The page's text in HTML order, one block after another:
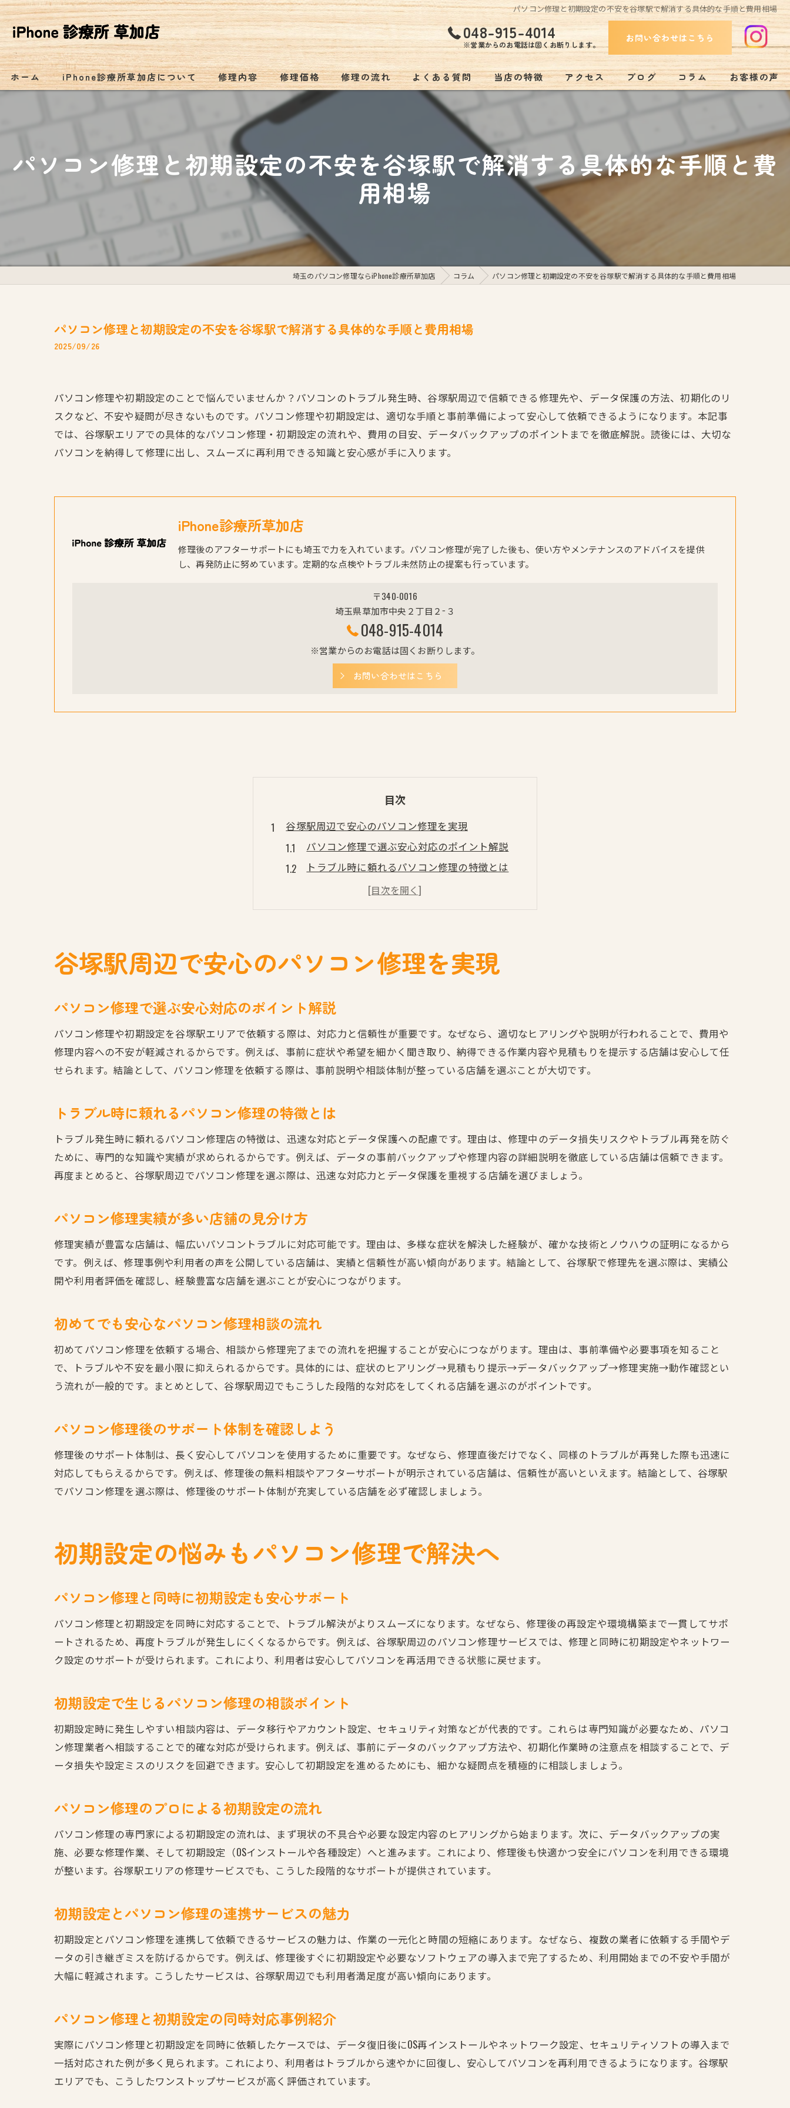
パソコン修理と初期設定の不安を谷塚駅で解消する具体的な手順と費用相場
048-915-4014
※営業からのお電話は固くお断りします。
お問い合わせはこちら
ホーム iPhone診療所草加店について 修理内容 修理価格 修理の流れ よくある質問 当店の特徴
低価格
バッテリー
アクセス ブログ コラム お客様の声
パソコン修理と初期設定の不安を谷塚駅で解消する具体的な手順と費
用相場
埼玉のパソコン修理ならiPhone診療所草加店 コラム パソコン修理と初期設定の不安を谷塚駅で解消する具体的な手順と費用相場
パソコン修理と初期設定の不安を谷塚駅で解消する具体的な手順と費用相場
2025/09/26
パソコン修理や初期設定のことで悩んでいませんか？パソコンのトラブル発生時、谷塚駅周辺で信頼できる修理先や、データ保護の方法、初期化のリ
スクなど、不安や疑問が尽きないものです。パソコン修理や初期設定は、適切な手順と事前準備によって安心して依頼できるようになります。本記事
では、谷塚駅エリアでの具体的なパソコン修理・初期設定の流れや、費用の目安、データバックアップのポイントまでを徹底解説。読後には、大切な
パソコンを納得して修理に出し、スムーズに再利用できる知識と安心感が手に入ります。
iPhone診療所草加店
修理後のアフターサポートにも埼玉で力を入れています。パソコン修理が完了した後も、使い方やメンテナンスのアドバイスを提供
し、再発防止に努めています。定期的な点検やトラブル未然防止の提案も行っています。
〒340-0016
埼玉県草加市中央２丁目２−３
048-915-4014
※営業からのお電話は固くお断りします。
お問い合わせはこちら
目次
谷塚駅周辺で安心のパソコン修理を実現
パソコン修理で選ぶ安心対応のポイント解説
トラブル時に頼れるパソコン修理の特徴とは
パソコン修理実績が多い店舗の見分け方
初期設定の悩みもパソコン修理で解決へ
パソコン修理と同時に初期設定も安心サポート
パソコン修理のプロによる初期設定の流れ
初期設定とパソコン修理の連携サービスの魅力
パソコン修理と初期設定の同時対応事例紹介
修理前に知りたいデータ保護の基本
パソコン修理に出す前のバックアップ手順
パソコン修理時に役立つデータ管理のコツ
データ紛失を防ぐパソコン修理の準備法
パソコン修理前に重要データを守る方法
パソコン修理の依頼前に必要な準備とは
パソコン修理依頼時の流れと注意点まとめ
修理前に聞いておきたいパソコン修理内容
パソコン修理依頼時の見積もり確認の重要性
初期化が必要な理由とリスクの見極め方
パソコン修理時の初期化リスクと回避策解説
初期化する前に知るべきパソコン修理の注意点
パソコン修理で初期化を避けるための工夫
パソコン修理の費用相場を知って賢く依頼
パソコン修理で無駄な費用を抑える方法
パソコン修理費用とサービス内容の比較法
谷塚駅周辺で安心のパソコン修理を実現
パソコン修理で選ぶ安心対応のポイント解説
パソコン修理や初期設定を谷塚駅エリアで依頼する際は、対応力と信頼性が重要です。なぜなら、適切なヒアリングや説明が行われることで、費用や
修理内容への不安が軽減されるからです。例えば、事前に症状や希望を細かく聞き取り、納得できる作業内容や見積もりを提示する店舗は安心して任
せられます。結論として、パソコン修理を依頼する際は、事前説明や相談体制が整っている店舗を選ぶことが大切です。
トラブル時に頼れるパソコン修理の特徴とは
トラブル発生時に頼れるパソコン修理店の特徴は、迅速な対応とデータ保護への配慮です。理由は、修理中のデータ損失リスクやトラブル再発を防ぐ
ために、専門的な知識や実績が求められるからです。例えば、データの事前バックアップや修理内容の詳細説明を徹底している店舗は信頼できます。
再度まとめると、谷塚駅周辺でパソコン修理を選ぶ際は、迅速な対応力とデータ保護を重視する店舗を選びましょう。
パソコン修理実績が多い店舗の見分け方
修理実績が豊富な店舗は、幅広いパソコントラブルに対応可能です。理由は、多様な症状を解決した経験が、確かな技術とノウハウの証明になるから
です。例えば、修理事例や利用者の声を公開している店舗は、実績と信頼性が高い傾向があります。結論として、谷塚駅で修理先を選ぶ際は、実績公
開や利用者評価を確認し、経験豊富な店舗を選ぶことが安心につながります。
初めてでも安心なパソコン修理相談の流れ
初めてパソコン修理を依頼する場合、相談から修理完了までの流れを把握することが安心につながります。理由は、事前準備や必要事項を知ること
で、トラブルや不安を最小限に抑えられるからです。具体的には、症状のヒアリング→見積もり提示→データバックアップ→修理実施→動作確認とい
う流れが一般的です。まとめとして、谷塚駅周辺でもこうした段階的な対応をしてくれる店舗を選ぶのがポイントです。
パソコン修理後のサポート体制を確認しよう
修理後のサポート体制は、長く安心してパソコンを使用するために重要です。なぜなら、修理直後だけでなく、同様のトラブルが再発した際も迅速に
対応してもらえるからです。例えば、修理後の無料相談やアフターサポートが明示されている店舗は、信頼性が高いといえます。結論として、谷塚駅
でパソコン修理を選ぶ際は、修理後のサポート体制が充実している店舗を必ず確認しましょう。
初期設定の悩みもパソコン修理で解決へ
パソコン修理と同時に初期設定も安心サポート
パソコン修理と初期設定を同時に対応することで、トラブル解決がよりスムーズになります。なぜなら、修理後の再設定や環境構築まで一貫してサポ
ートされるため、再度トラブルが発生しにくくなるからです。例えば、谷塚駅周辺のパソコン修理サービスでは、修理と同時に初期設定やネットワー
ク設定のサポートが受けられます。これにより、利用者は安心してパソコンを再活用できる状態に戻せます。
初期設定で生じるパソコン修理の相談ポイント
初期設定時に発生しやすい相談内容は、データ移行やアカウント設定、セキュリティ対策などが代表的です。これらは専門知識が必要なため、パソコ
ン修理業者へ相談することで的確な対応が受けられます。例えば、事前にデータのバックアップ方法や、初期化作業時の注意点を相談することで、デ
ータ損失や設定ミスのリスクを回避できます。安心して初期設定を進めるためにも、細かな疑問点を積極的に相談しましょう。
パソコン修理のプロによる初期設定の流れ
パソコン修理の専門家による初期設定の流れは、まず現状の不具合や必要な設定内容のヒアリングから始まります。次に、データバックアップの実
施、必要な修理作業、そして初期設定（OSインストールや各種設定）へと進みます。これにより、修理後も快適かつ安全にパソコンを利用できる環境
が整います。谷塚駅エリアの修理サービスでも、こうした段階的なサポートが提供されています。
初期設定とパソコン修理の連携サービスの魅力
初期設定とパソコン修理を連携して依頼できるサービスの魅力は、作業の一元化と時間の短縮にあります。なぜなら、複数の業者に依頼する手間やデ
ータの引き継ぎミスを防げるからです。例えば、修理後すぐに初期設定や必要なソフトウェアの導入まで完了するため、利用開始までの不安や手間が
大幅に軽減されます。こうしたサービスは、谷塚駅周辺でも利用者満足度が高い傾向にあります。
パソコン修理と初期設定の同時対応事例紹介
実際にパソコン修理と初期設定を同時に依頼したケースでは、データ復旧後にOS再インストールやネットワーク設定、セキュリティソフトの導入まで
一括対応された例が多く見られます。これにより、利用者はトラブルから速やかに回復し、安心してパソコンを再利用できるようになります。谷塚駅
エリアでも、こうしたワンストップサービスが高く評価されています。